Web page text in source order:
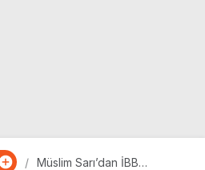
Müslim Sarı’dan İBB